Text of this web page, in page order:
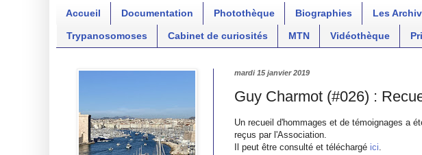
Accueil Documentation Photothèque Biographies Les
Trypanosomoses Cabinet de curiosités MTN Vidéothèque
mardi 15 janvier 2019
Guy Charmot (#026) :
Un recueil d'hommages et de témoignages a
reçus par l'Association.
Il peut être consulté et téléchargé ici.